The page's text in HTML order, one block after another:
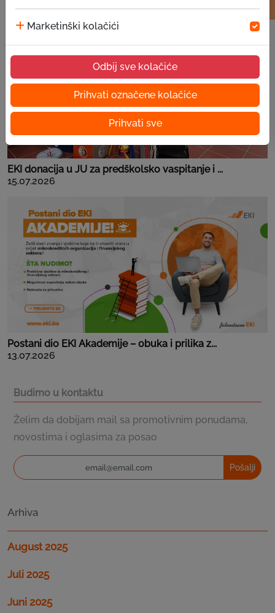
Marketinški kolačići
Odbij sve kolačiće
Prihvati označene kolačiće
Prihvati sve
EKI donacija u JU za predškolsko vaspitanje i ...
15.07.2026
Postani dio EKI Akademije – obuka i prilika z...
13.07.2026
Budimo u kontaktu
Želim da dobijam mail sa promotivnim ponudama,
novostima i oglasima za posao
Pošalji
Arhiva
August 2025
Juli 2025
Juni 2025